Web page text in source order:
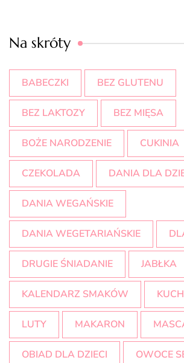
Na skróty
BABECZKI BEZ GLUTENU
BEZ LAKTOZY BEZ MIĘSA
BOŻE NARODZENIE CUKINIA
CZEKOLADA DANIA DLA
DANIA WEGAŃSKIE
DANIA WEGETARIAŃSKIE
DRUGIE ŚNIADANIE JABŁKA
KALENDARZ SMAKÓW
LUTY MAKARON
OBIAD DLA DZIECI OWOCE